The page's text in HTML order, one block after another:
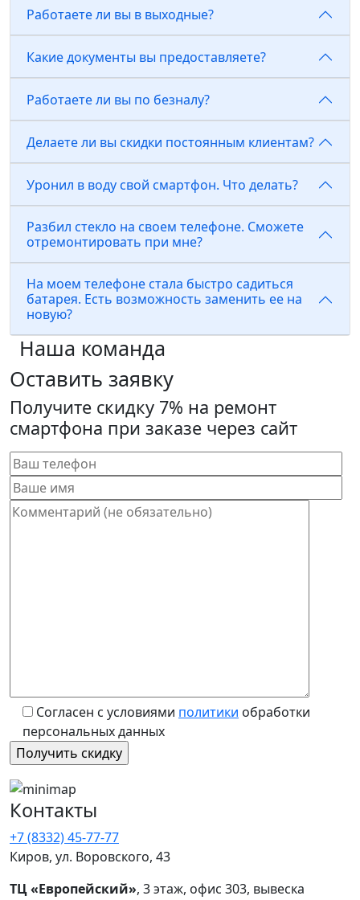
Работаете ли вы в выходные?
Какие документы вы предоставляете?
Работаете ли вы по безналу?
Делаете ли вы скидки постоянным клиентам?
Уронил в воду свой смартфон. Что делать?
Разбил стекло на своем телефоне. Сможете
отремонтировать при мне?
На моем телефоне стала быстро садиться
батарея. Есть возможность заменить ее на
новую?
Наша команда
Оставить заявку
Получите скидку 7% на ремонт
смартфона при заказе через сайт
Согласен с условиями политики обработки
персональных данных
Контакты
+7 (8332) 45-77-77
Киров, ул. Воровского, 43
ТЦ «Европейский», 3 этаж, офис 303, вывеска